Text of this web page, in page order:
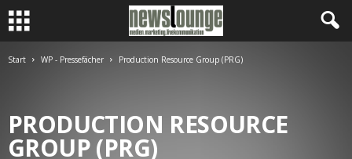
Start WP - Pressefächer Production Resource Group (PRG)
PRODUCTION RESOURCE
GROUP (PRG)